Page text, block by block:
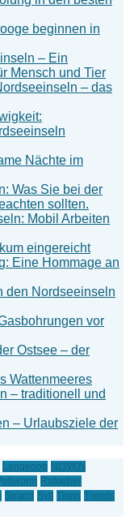
beginnen in
– Ein
Mensch und Tier
– das
Nächte im
Was Sie bei der
sollten.
Mobil Arbeiten
eingereicht
Eine Hommage an
den Nordseeinseln
vor
Ostsee – der
Wattenmeeres
– traditionell und
– Urlaubsziele der
Langeoog NLWKN
Ratgeber
Strand Sylt Tipps Trends